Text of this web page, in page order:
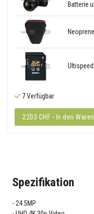
Batterie
Ultispeed
7 Verfügbar
2203 CHF - In den
Spezifikation
24.5MP